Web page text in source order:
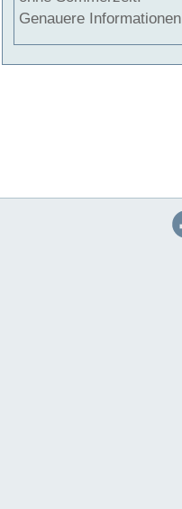
Genauere